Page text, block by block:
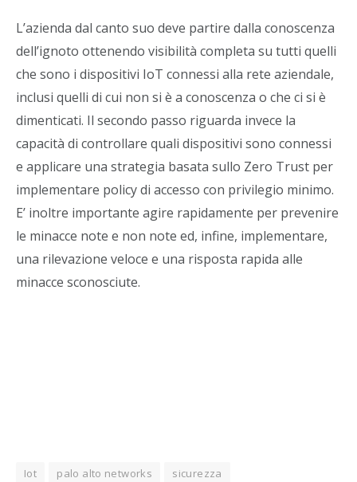
L’azienda dal canto suo deve partire dalla conoscenza
dell’ignoto ottenendo visibilità completa su tutti quelli
che sono i dispositivi IoT connessi alla rete aziendale,
inclusi quelli di cui non si è a conoscenza o che ci si è
dimenticati. Il secondo passo riguarda invece la
capacità di controllare quali dispositivi sono connessi
e applicare una strategia basata sullo Zero Trust per
implementare policy di accesso con privilegio minimo.
E’ inoltre importante agire rapidamente per prevenire
le minacce note e non note ed, infine, implementare,
una rilevazione veloce e una risposta rapida alle
minacce sconosciute.
Iot palo alto networks sicurezza